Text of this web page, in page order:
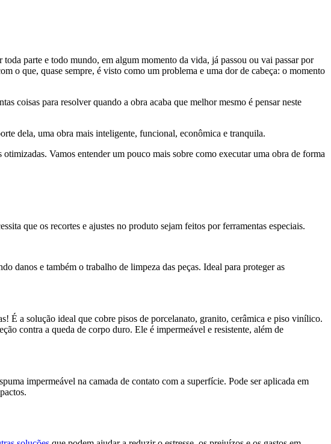
parte e todo mundo, em algum momento da vida, já passou ou vai passar por
o que, quase sempre, é visto como um problema e uma dor de cabeça: o momento
coisas para resolver quando a obra acaba que melhor mesmo é pensar neste
dela, uma obra mais inteligente, funcional, econômica e tranquila.
Vamos entender um pouco mais sobre como executar uma obra de forma
que os recortes e ajustes no produto sejam feitos por ferramentas especiais.
danos e também o trabalho de limpeza das peças. Ideal para proteger as
É a solução ideal que cobre pisos de porcelanato, granito, cerâmica e piso vinílico.
contra a queda de corpo duro. Ele é impermeável e resistente, além de
impermeável na camada de contato com a superfície. Pode ser aplicada em